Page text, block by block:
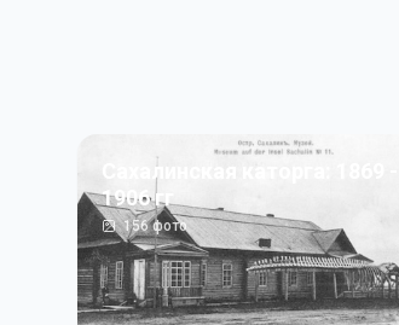
Сахалинская каторга: 1869 -
1906 гг
156фото